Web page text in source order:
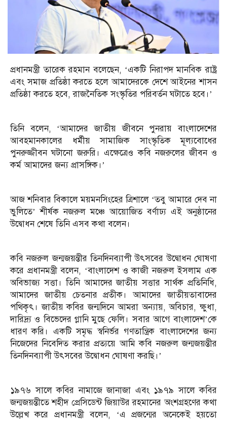
প্রধানমন্ত্রী তারেক রহমান বলেছেন, ‘একটি নিরাপদ মানবিক রাষ্ট্র
এবং সমাজ প্রতিষ্ঠা করতে হলে আমাদেরকে দেশে আইনের শাসন
প্রতিষ্ঠা করতে হবে, রাজনৈতিক সংস্কৃতির পরিবর্তন ঘটাতে হবে।’
তিনি বলেন, ‘আমাদের জাতীয় জীবনে পুনরায় বাংলাদেশের
আবহমানকালের ধর্মীয় সামাজিক সাংস্কৃতিক মূল্যবোধের
পুনরুজ্জীবন ঘটানো জরুরি। এক্ষেত্রেও কবি নজরুলের জীবন ও
কর্ম আমাদের জন্য প্রাসঙ্গিক।’
আজ শনিবার বিকালে ময়মনসিংহের ত্রিশালে ‘তবু আমারে দেব না
ভুলিতে’ শীর্ষক নজরুল মঞ্চে আয়োজিত বর্ণাঢ্য এই অনুষ্ঠানের
উদ্বোধন শেষে তিনি এসব কথা বলেন।
কবি নজরুল জন্মজয়ন্তীর তিনদিনব্যাপী উৎসবের উদ্বোধন ঘোষণা
করে প্রধানমন্ত্রী বলেন, ‘বাংলাদেশ ও কাজী নজরুল ইসলাম এক
অবিভাজ্য সত্তা। তিনি আমাদের জাতীয় সত্তার সার্থক প্রতিনিধি,
আমাদের জাতীয় চেতনার প্রতীক। আমাদের জাতীয়তাবাদের
পথিকৃৎ। জাতীয় কবির জন্মদিনে আমরা অন্যায়, অবিচার, ক্ষুধা,
দারিদ্র্য ও বিভেদের গ্লানি মুছে ফেলি। সবার আগে বাংলাদেশ’কে
ধারণ করি। একটি সমৃদ্ধ স্বনির্ভর গণতান্ত্রিক বাংলাদেশের জন্য
নিজেদের নিবেদিত করার প্রত্যয়ে আমি কবি নজরুল জন্মজয়ন্তীর
তিনদিনব্যাপী উৎসবের উদ্বোধন ঘোষণা করছি।’
১৯৭৬ সালে কবির নামাজে জানাজা এবং ১৯৭৯ সালে কবির
জন্মজয়ন্তীতে শহীদ প্রেসিডেন্ট জিয়াউর রহমানের অংশগ্রহণের কথা
উল্লেখ করে প্রধানমন্ত্রী বলেন, ‘এ প্রজন্মের অনেকেই হয়তো